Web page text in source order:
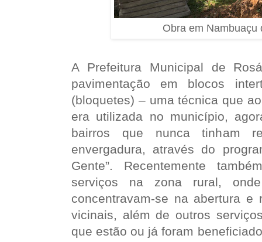
Obra em Nambuaçu
A Prefeitura Municipal de
pavimentação em blocos
(bloquetes) – uma técnica que
era utilizada no município,
bairros que nunca tinham
envergadura, através do
Gente”. Recentemente
serviços na zona rural,
concentravam-se na abertura e
vicinais, além de outros
que estão ou já foram